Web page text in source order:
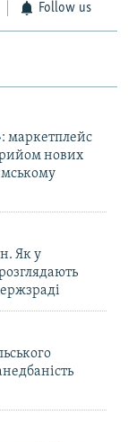
Follow us
маркетплейс
нових
Як у